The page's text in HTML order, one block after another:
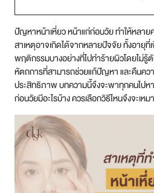
สาขา บางนา
สาขา CDC
สาขา นครปฐม
ไทย
ปัญหาหน้าเหี่ยว หน้าแก่ก่อนวัย ทำให้หลาย
สาเหตุอาจเกิดได้จากหลายปัจจัย ทั้งอายุ
พฤติกรรมบางอย่างที่ไปทำร้ายผิวโดยไม่
หัตถการที่สามารถช่วยแก้ปัญหา และคืนคว
ประสิทธิภาพ บทความนี้จึงจะพาทุกคนไป
ก่อนวัยมีอะไรบ้าง ควรเลือกวิธีไหนจึงจะเห